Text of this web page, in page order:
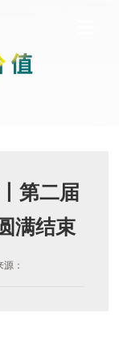
第二届
满结束
源：